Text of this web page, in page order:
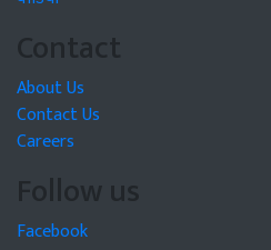
Contact
About Us
Contact Us
Careers
Follow us
Facebook